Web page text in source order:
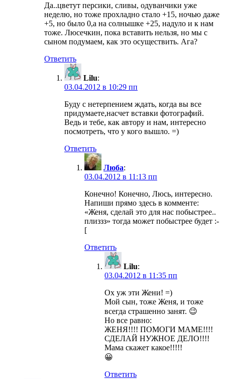
Да..цветут персики, сливы, одуванчики уже
неделю, но тоже прохладно стало +15, ночью даже
+5, но было 0,а на солнышке +25, надуло и к нам
тоже. Люсечкин, пока вставить нельзя, но мы с
сыном подумаем, как это осуществить. Ага?
Ответить
Lilu:
03.04.2012 в 10:29 пп
Буду с нетерпением ждать, когда вы все
придумаете,насчет вставки фотографий.
Ведь и тебе, как автору и нам, интересно
посмотреть, что у кого вышло. =)
Ответить
Люба:
03.04.2012 в 11:13 пп
Конечно! Конечно, Люсь, интересно.
Напиши прямо здесь в комменте:
«Женя, сделай это для нас побыстрее..
плиззз» тогда может побыстрее будет :-
[
Ответить
Lilu:
03.04.2012 в 11:35 пп
Ох уж эти Жени! =)
Мой сын, тоже Женя, и тоже
всегда страшенно занят. 😉
Но все равно:
ЖЕНЯ!!!! ПОМОГИ МАМЕ!!!!
СДЕЛАЙ НУЖНОЕ ДЕЛО!!!!
Мама скажет какое!!!!!
😀
Ответить